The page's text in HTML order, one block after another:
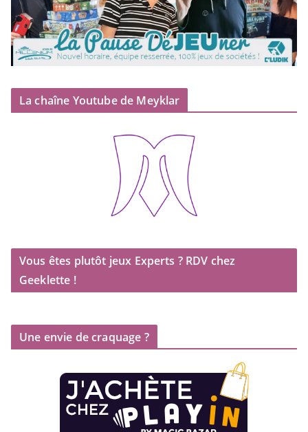
La chaîne Youtube de Meyklar
Vous êtes plutôt jeux Experts ? RDV chez
Geeklette !
Une envie de craquage ?